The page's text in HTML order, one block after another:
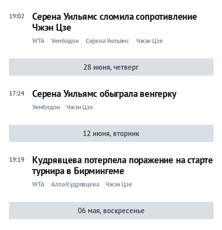
19:02
Серена Уильямс сломила сопротивление
Чжэн Цзе
WTA Уимблдон Серена Уильямс Чжэн Цзе
28 июня, четверг
17:24 Серена Уильямс обыграла венгерку
Уимблдон Чжэн Цзе
12 июня, вторник
19:19
Кудрявцева потерпела поражение на старте
турнира в Бирмингеме
WTA Алла Кудрявцева Чжэн Цзе
06 мая, воскресенье